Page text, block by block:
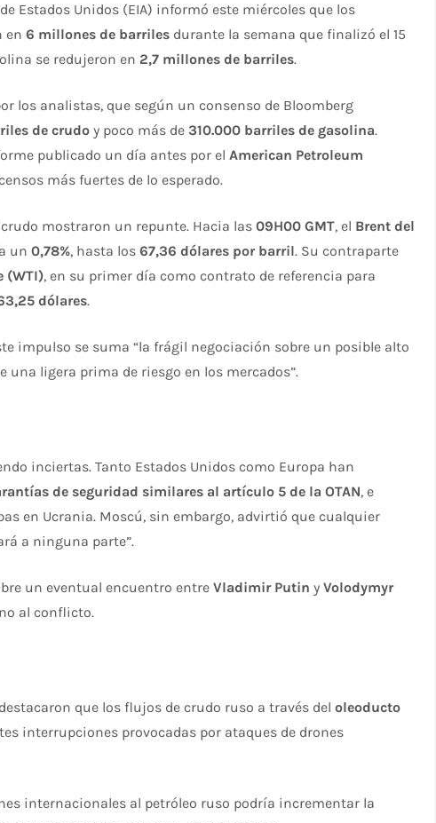
Estados Unidos (EIA) informó este miércoles que los
en6 millones de barriles durante la semana que finalizó el 15
se redujeron en 2,7 millones de barriles.
los analistas, que según un consenso de Bloomberg
de crudo y poco más de310.000 barriles de gasolina.
publicado un día antes por elAmerican Petroleum
más fuertes de lo esperado.
mostraron un repunte. Hacia las09H00 GMT, el Brent del
un0,78%, hasta los67,36 dólares por barril. Su contraparte
(WTI), en su primer día como contrato de referencia para
dólares.
impulso se suma “la frágil negociación sobre un posible alto
una ligera prima de riesgo en los mercados”.
inciertas. Tanto Estados Unidos como Europa han
de seguridad similares al artículo 5 de la OTAN, e
en Ucrania. Moscú, sin embargo, advirtió que cualquier
a ninguna parte”.
un eventual encuentro entreVladimir Putin yVolodymyr
al conflicto.
destacaron que los flujos de crudo ruso a través deloleoducto
interrupciones provocadas por ataques de drones
internacionales al petróleo ruso podría incrementar la